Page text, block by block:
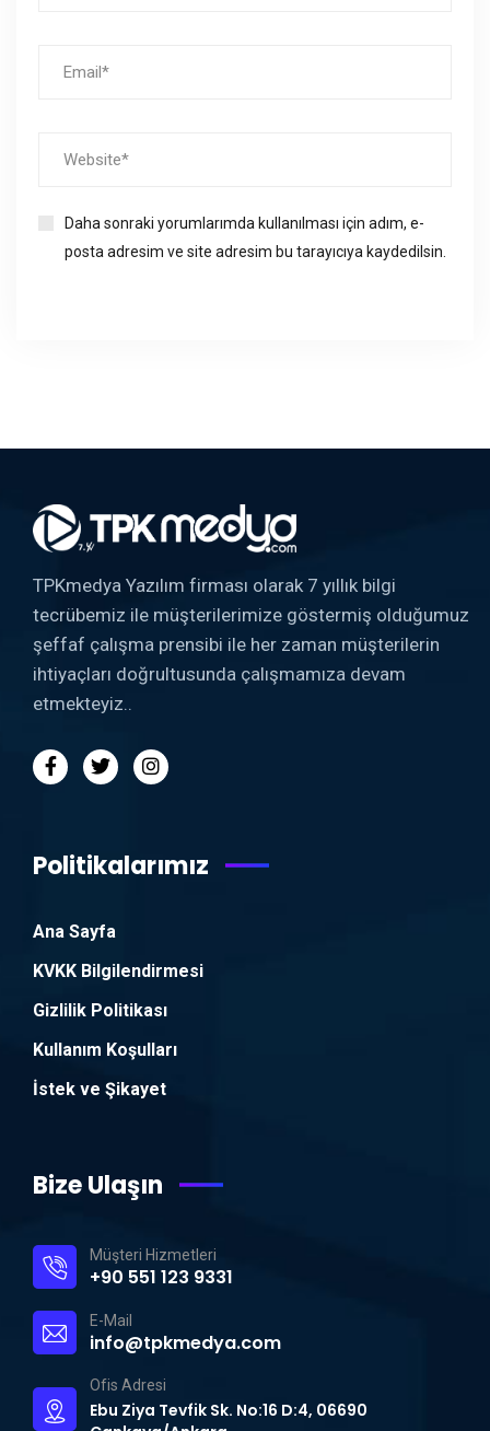
Daha sonraki yorumlarımda kullanılması için adım, e-
posta adresim ve site adresim bu tarayıcıya kaydedilsin.
TPKmedya Yazılım firması olarak 7 yıllık bilgi
tecrübemiz ile müşterilerimize göstermiş olduğumuz
şeffaf çalışma prensibi ile her zaman müşterilerin
ihtiyaçları doğrultusunda çalışmamıza devam
etmekteyiz..
Politikalarımız
Ana Sayfa
KVKK Bilgilendirmesi
Gizlilik Politikası
Kullanım Koşulları
İstek ve Şikayet
Bize Ulaşın
Müşteri Hizmetleri
+90 551 123 9331
E-Mail
info@tpkmedya.com
Ofis Adresi
Ebu Ziya Tevfik Sk. No:16 D:4, 06690